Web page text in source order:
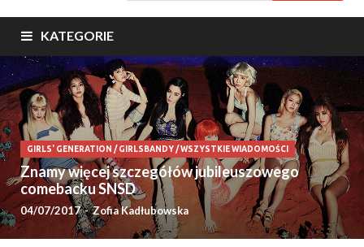
KATEGORIE
GIRLS' GENERATION /GIRLSBANDY/WSZYSTKIE WIADOMOŚCI
Znamy więcej szczegółów jubileuszowego
comebacku SNSD
04/07/2017-Zofia Kadłubowska